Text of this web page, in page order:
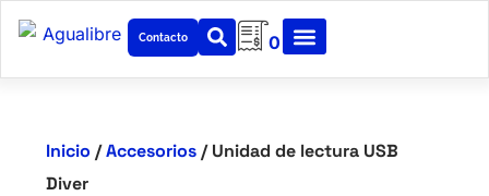
Contacto 0
Inicio /Accesorios/ Unidad de lectura USB
Diver